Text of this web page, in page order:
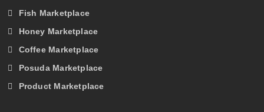
Fish Marketplace
Honey Marketplace
Coffee Marketplace
Posuda Marketplace
Product Marketplace